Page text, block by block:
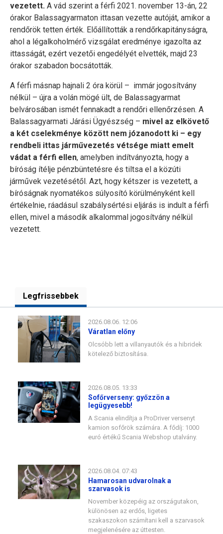
vezetett. A vád szerint a férfi 2021. november 13-án, 22
órakor Balassagyarmaton ittasan vezette autóját, amikor a
rendőrök tetten érték. Előállították a rendőrkapitányságra,
ahol a légalkoholmérő vizsgálat eredménye igazolta az
ittasságát, ezért vezetői engedélyét elvették, majd 23
órakor szabadon bocsátották.
A férfi másnap hajnali 2 óra körül – immár jogosítvány
nélkül – újra a volán mögé ült, de Balassagyarmat
belvárosában ismét fennakadt a rendőri ellenőrzésen. A
Balassagyarmati Járási Ügyészség – mivel az elkövető
a két cselekménye között nem józanodott ki – egy
rendbeli ittas járművezetés vétsége miatt emelt
vádat a férfi ellen, amelyben indítványozta, hogy a
bíróság ítélje pénzbüntetésre és tiltsa el a közúti
járművek vezetésétől. Azt, hogy kétszer is vezetett, a
bíróságnak nyomatékos súlyosító körülményként kell
értékelnie, ráadásul szabálysértési eljárás is indult a férfi
ellen, mivel a második alkalommal jogosítvány nélkül
vezetett.
Legfrissebbek
2026.08.06. 12:06
Váratlan előny
Olcsóbb lett a villanyautók és a hibridek
kötelező biztosítása.
2026.08.05. 13:33
Sofőrverseny: győzzön a
legügyesebb!
A Scania elindítja a ProDriver versenyt
kamion sofőrök számára. A fődíj: 1000
euró értékű Scania Webshop utalvány.
2026.08.04. 07:43
Hamarosan udvarolnak a
szarvasok is
November közepéig az országutakon,
különösen az erdős, ligetes
szakaszokon számítani kell a szarvasok
megjelenésére az úttesten.